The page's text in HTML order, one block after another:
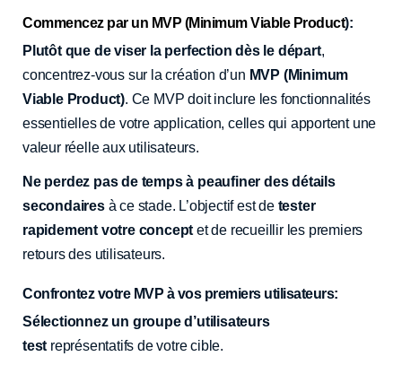
Commencez par un MVP (Minimum Viable Product):
Plutôt que de viser la perfection dès le départ,
concentrez-vous sur la création d’un MVP (Minimum
Viable Product). Ce MVP doit inclure les fonctionnalités
essentielles de votre application, celles qui apportent une
valeur réelle aux utilisateurs.
Ne perdez pas de temps à peaufiner des détails
secondairesà ce stade. L’objectif est de tester
rapidement votre concept et de recueillir les premiers
retours des utilisateurs.
Confrontez votre MVP à vos premiers utilisateurs:
Sélectionnez un groupe d’utilisateurs
test représentatifs de votre cible.